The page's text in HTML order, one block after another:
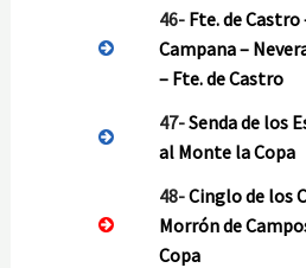
46- Fte. de Castro
Campana –
– Fte. de Castro
47-Senda de los
al Monte la Copa
48-Cinglo de los
Morrón de
Copa